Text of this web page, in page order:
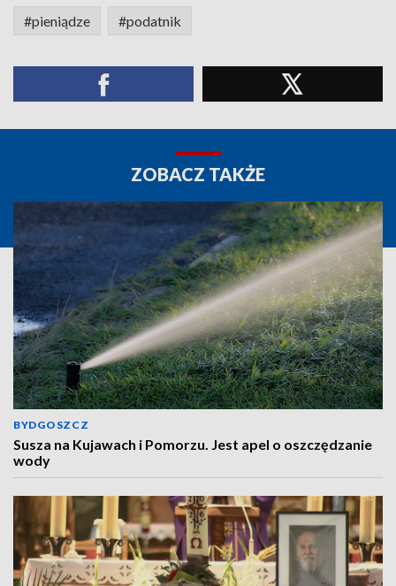
#pieniądze #podatnik
ZOBACZ TAKŻE
BYDGOSZCZ
Susza na Kujawach i Pomorzu. Jest apel o oszczędzanie
wody